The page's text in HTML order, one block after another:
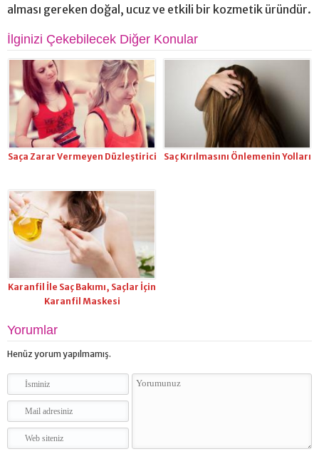
alması gereken doğal, ucuz ve etkili bir kozmetik üründür.
İlginizi Çekebilecek Diğer Konular
Saça Zarar Vermeyen Düzleştirici Saç Kırılmasını Önlemenin Yolları
Karanfil İle Saç Bakımı, Saçlar İçin
Karanfil Maskesi
Yorumlar
Henüz yorum yapılmamış.